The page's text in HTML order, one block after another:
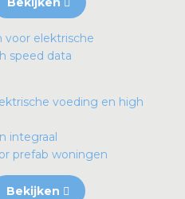
voeding en high
integraal
prefab woningen
Bekijken